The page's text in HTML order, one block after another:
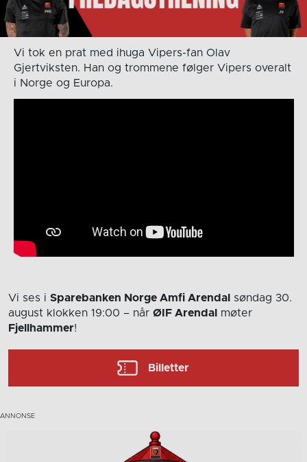
Vi tok en prat med ihuga Vipers-fan Olav
Gjertviksten. Han og trommene følger Vipers overalt
i Norge og Europa.
Vi ses i Sparebanken Norge Amfi Arendal
søndag 30.
august klokken 19:00 – når ØIF Arendal
møter
Fjellhammer!
Billetter